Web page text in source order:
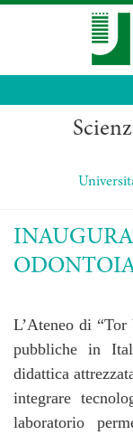
L’Ateneo di
pubbliche in
didattica
integrare
laboratorio